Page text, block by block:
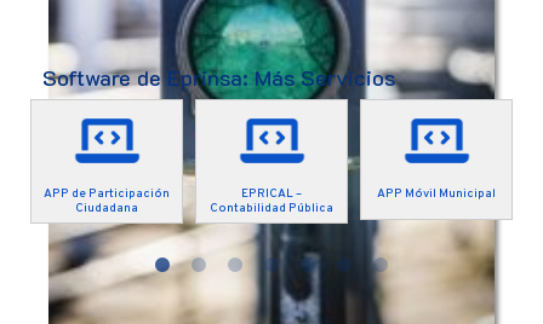
Software de Eprinsa: Más Servicios
APP de Participación
Ciudadana
EPRICAL –
Contabilidad Pública
APP Móvil Municipal